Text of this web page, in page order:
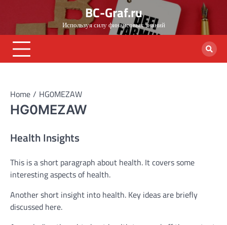
content
BC-Graf.ru
Используя силу финансовых знаний
Home HG0MEZAW
HG0MEZAW
Health Insights
This is a short paragraph about health. It covers some
interesting aspects of health.
Another short insight into health. Key ideas are briefly
discussed here.